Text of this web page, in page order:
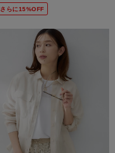
さらに15%OFF